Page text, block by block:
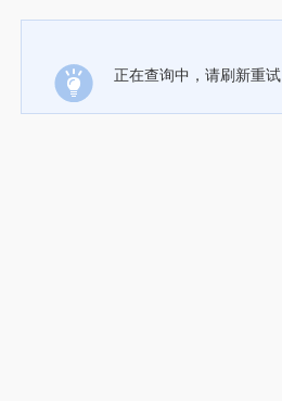
正在查询中，请刷新重试